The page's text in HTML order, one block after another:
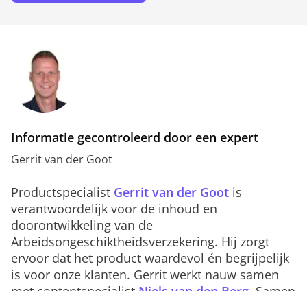
Informatie gecontroleerd door een expert
Gerrit van der Goot
Productspecialist Gerrit van der Goot is
verantwoordelijk voor de inhoud en
doorontwikkeling van de
Arbeidsongeschiktheidsverzekering. Hij zorgt
ervoor dat het product waardevol én begrijpelijk
is voor onze klanten. Gerrit werkt nauw samen